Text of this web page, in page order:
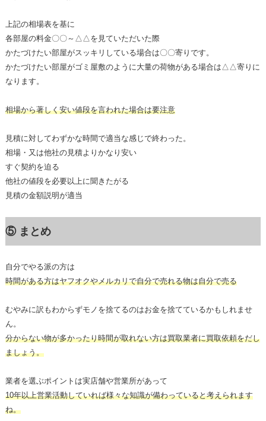
上記の相場表を基に
各部屋の料金〇〇～△△を見ていただいた際
かたづけたい部屋がスッキリしている場合は〇〇寄りです。
かたづけたい部屋がゴミ屋敷のように大量の荷物がある場合は△△寄りに
なります。
相場から著しく安い値段を言われた場合は要注意
見積に対してわずかな時間で適当な感じで終わった。
相場・又は他社の見積よりかなり安い
すぐ契約を迫る
他社の値段を必要以上に聞きたがる
見積の金額説明が適当
⑤ まとめ
自分でやる派の方は
時間がある方はヤフオクやメルカリで自分で売れる物は自分で売る
むやみに訳もわからずモノを捨てるのはお金を捨てているかもしれませ
ん。
分からない物が多かったり時間が取れない方は買取業者に買取依頼をだし
ましょう。
業者を選ぶポイントは実店舗や営業所があって
10年以上営業活動していれば様々な知識が備わっていると考えられます
ね。